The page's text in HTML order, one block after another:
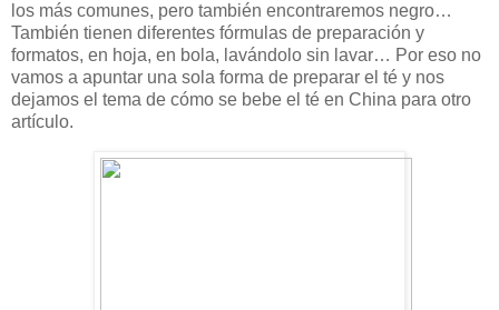
los más comunes, pero también encontraremos negro…
También tienen diferentes fórmulas de preparación y
formatos, en hoja, en bola, lavándolo sin lavar… Por eso no
vamos a apuntar una sola forma de preparar el té y nos
dejamos el tema de cómo se bebe el té en China para otro
artículo.